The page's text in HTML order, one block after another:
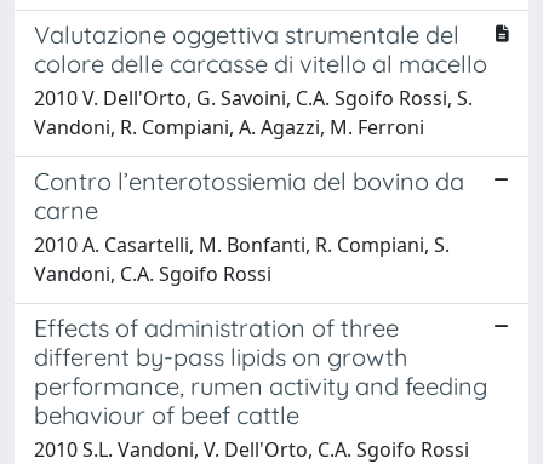
Valutazione oggettiva strumentale del
colore delle carcasse di vitello al macello
2010 V. Dell'Orto, G. Savoini, C.A. Sgoifo Rossi, S.
Vandoni, R. Compiani, A. Agazzi, M. Ferroni
Contro l’enterotossiemia del bovino da
carne
2010 A. Casartelli, M. Bonfanti, R. Compiani, S.
Vandoni, C.A. Sgoifo Rossi
Effects of administration of three
different by-pass lipids on growth
performance, rumen activity and feeding
behaviour of beef cattle
2010 S.L. Vandoni, V. Dell'Orto, C.A. Sgoifo Rossi